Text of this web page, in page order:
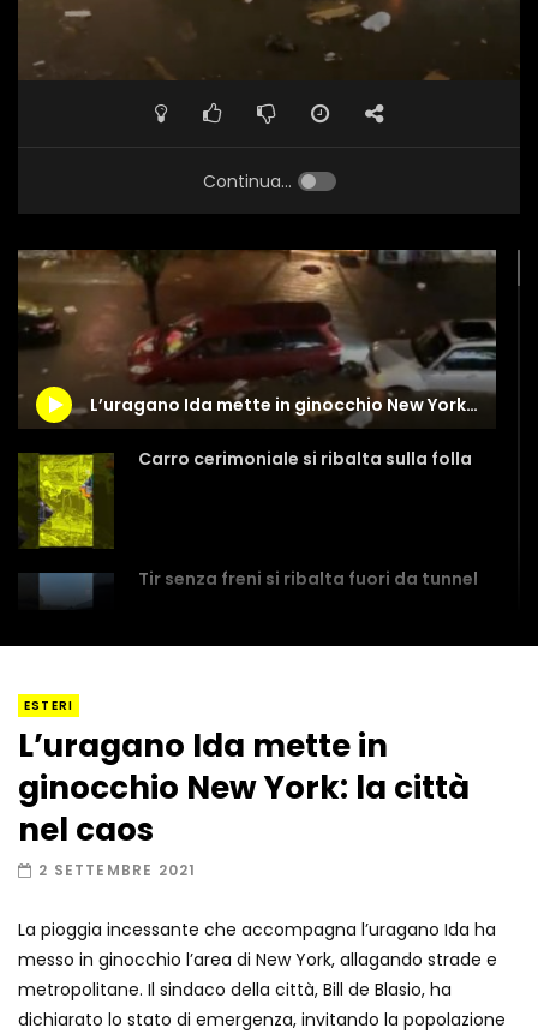
Continua...
L’uragano Ida mette in ginocchio New York: la città nel caos
Carro cerimoniale si ribalta sulla folla
Tir senza freni si ribalta fuori da tunnel
Amiocuggino fa saltare in aria il drone
Record di baci in 30 secondi
ESTERI
L’uragano Ida mette in
ginocchio New York: la città
nel caos
2 SETTEMBRE 2021
La pioggia incessante che accompagna l’uragano Ida ha
messo in ginocchio l’area di New York, allagando strade e
metropolitane. Il sindaco della città, Bill de Blasio, ha
dichiarato lo stato di emergenza, invitando la popolazione